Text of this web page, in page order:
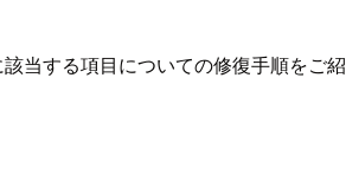
当する項目についての修復手順をご紹